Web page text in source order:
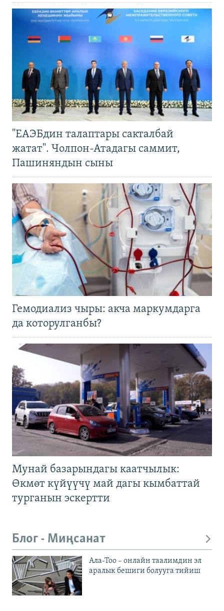
"ЕАЭБдин талаптары сакталбай
жатат". Чолпон-Атадагы саммит,
Пашиняндын сыны
Гемодиализ чыры: акча маркумдарга
да которулганбы?
Мунай базарындагы каатчылык:
Өкмөт күйүүчү май дагы кымбаттай
турганын эскертти
Блог - Миңсанат
Ала-Тоо – онлайн таалимдин эл
аралык бешиги болууга тийиш